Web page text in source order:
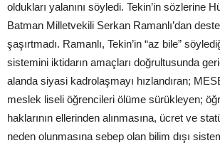
oldukları yalanını söyledi. Tekin’in sözlerine
Batman Milletvekili Serkan Ramanlı’dan
şaşırtmadı. Ramanlı, Tekin’in “az bile”
sistemini iktidarın amaçları doğrultusunda
alanda siyasi kadrolaşmayı hızlandıran;
meslek liseli öğrencileri ölüme sürükleyen;
haklarının ellerinden alınmasına, ücret ve
neden olunmasına sebep olan bilim dışı